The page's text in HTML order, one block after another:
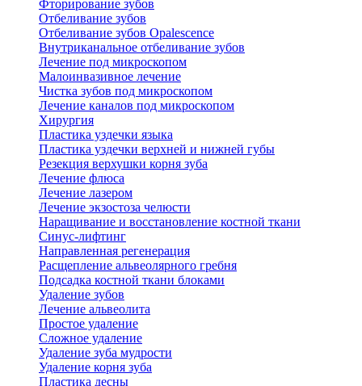
Фторирование зубов
Отбеливание зубов
Отбеливание зубов Opalescence
Внутриканальное отбеливание зубов
Лечение под микроскопом
Малоинвазивное лечение
Чистка зубов под микроскопом
Лечение каналов под микроскопом
Хирургия
Пластика уздечки языка
Пластика уздечки верхней и нижней губы
Резекция верхушки корня зуба
Лечение флюса
Лечение лазером
Лечение экзостоза челюсти
Наращивание и восстановление костной ткани
Синус-лифтинг
Направленная регенерация
Расщепление альвеолярного гребня
Подсадка костной ткани блоками
Удаление зубов
Лечение альвеолита
Простое удаление
Сложное удаление
Удаление зуба мудрости
Удаление корня зуба
Пластика десны